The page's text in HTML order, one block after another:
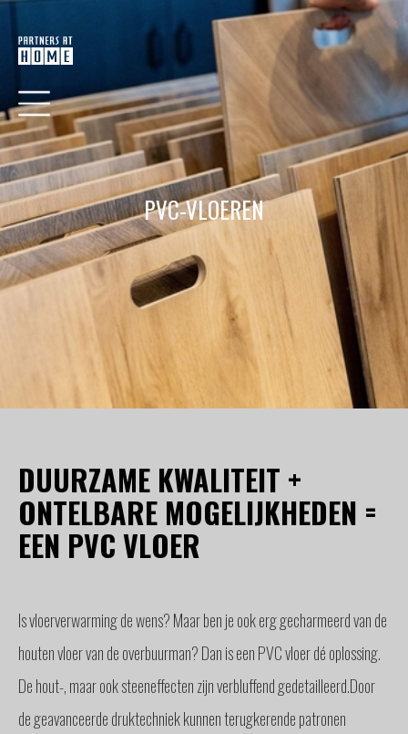
HOME
COLLECTIE
RAAMDECORATIE
MEUBELS
& ACCESSOIRES
BUITENLEVEN
BENODIGDHEDEN
INTERNATIONAAL
BINNENKIJKERS
NIEUWS
TEAM
PVC-VLOEREN
DUURZAME KWALITEIT +
ONTELBARE MOGELIJKHEDEN =
EEN PVC VLOER
Is vloerverwarming de wens? Maar ben je ook erg gecharmeerd van de
houten vloer van de overbuurman? Dan is een PVC vloer dé oplossing.
De hout-, maar ook steeneffecten zijn verbluffend gedetailleerd.Door
de geavanceerde druktechniek kunnen terugkerende patronen